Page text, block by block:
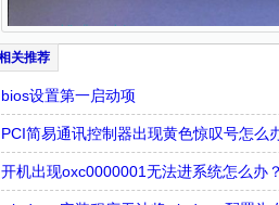
bios设置第一启动项
PCI简易通讯控制器出现黄色惊叹号怎么
开机出现oxc0000001无法进系统怎么办